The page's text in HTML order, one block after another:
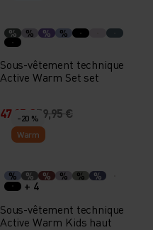
% % % %
Sous-vêtement technique
Active Warm Set set
47,95 €59,95 €
-20 %
Warm
% % % % % %
+ 4
Sous-vêtement technique
Active Warm Kids haut